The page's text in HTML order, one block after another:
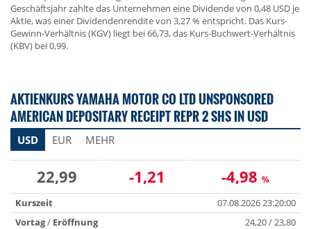
Geschäftsjahr zahlte das Unternehmen eine Dividende von 0,48 USD je
Aktie, was einer Dividendenrendite von 3,27 % entspricht. Das Kurs-
Gewinn-Verhältnis (KGV) liegt bei 66,73, das Kurs-Buchwert-Verhältnis
(KBV) bei 0,99.
AKTIENKURS YAMAHA MOTOR CO LTD UNSPONSORED
AMERICAN DEPOSITARY RECEIPT REPR 2 SHS IN USD
USD EUR MEHR
22,99 -1,21 -4,98 %
Kurszeit
07.08.2026 23:20:00
Vortag/ Eröffnung
24,20 / 23,80